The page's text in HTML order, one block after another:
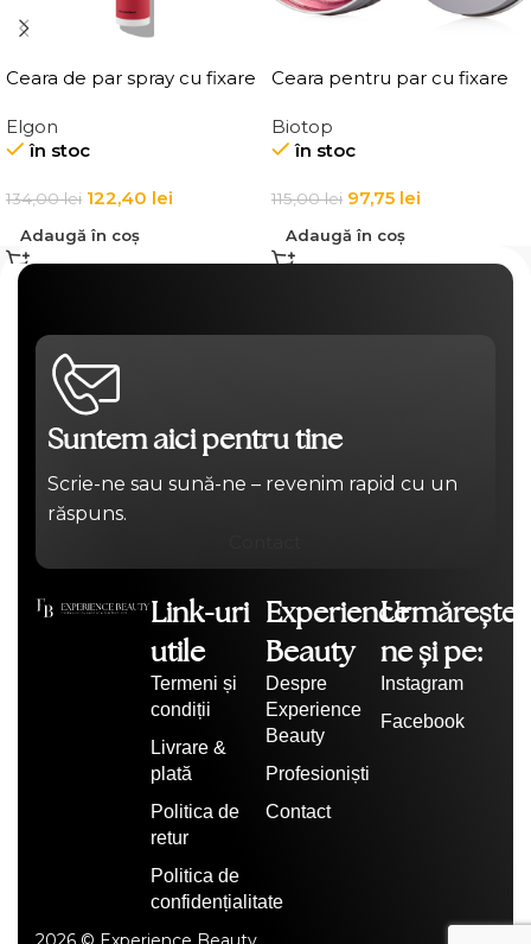
Ceara de par spray cu fixare
Hold Spray Wax
Elgon
în stoc
134,00lei 122,40 lei
Adaugă în coș
Ceara pentru par cu fixare
Texture Definition
Biotop
în stoc
115,00lei 97,75 lei
Adaugă în coș
Suntem aici pentru tine
Scrie-ne sau sună-ne – revenim rapid cu un
răspuns.
Link-uri
utile
Termeni și
condiții
Livrare &
plată
Politica de
retur
Politica de
confidențialitate
Experience
Beauty
Despre
Experience
Beauty
Profesioniști
Contact
Urmărește-
ne și pe:
Instagram
Facebook